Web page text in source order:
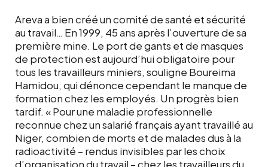
Areva a bien créé un comité de santé et sécurité
au travail… En 1999, 45 ans après l’ouverture de sa
première mine. Le port de gants et de masques
de protection est aujourd’hui obligatoire pour
tous les travailleurs miniers, souligne Boureima
Hamidou, qui dénonce cependant le manque de
formation chez les employés. Un progrès bien
tardif. « Pour une maladie professionnelle
reconnue chez un salarié français ayant travaillé au
Niger, combien de morts et de malades dus à la
radioactivité – rendus invisibles par les choix
d’organisation du travail – chez les travailleurs du